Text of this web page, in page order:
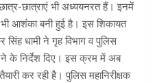
छात्राएं भी अध्ययनरत हैं। इनमें
भी आशंका बनी हुई है। इस शिकायत
धामी ने गृह विभाग व पुलिस
के निर्देश दिए। इस क्रम में अब
कर रही है। पुलिस महानिरीक्षक